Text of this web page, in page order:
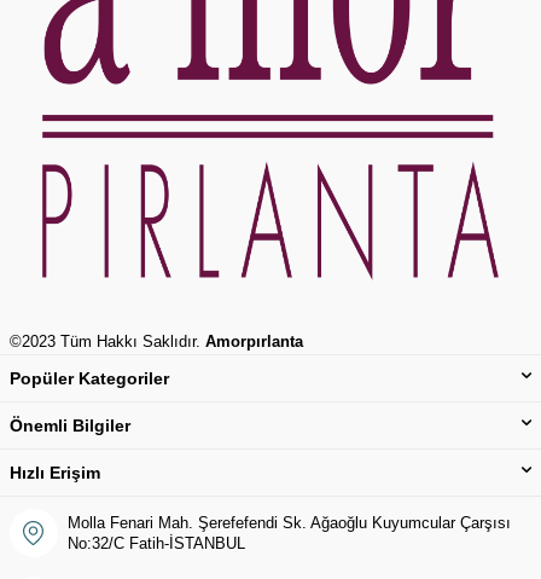
©2023 Tüm Hakkı Saklıdır. Amorpırlanta
Popüler Kategoriler
Önemli Bilgiler
Hızlı Erişim
Molla Fenari Mah. Şerefefendi Sk. Ağaoğlu Kuyumcular Çarşısı
No:32/C Fatih-İSTANBUL